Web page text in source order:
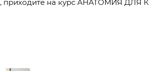
, приходите на курс АНАТОМИЯ